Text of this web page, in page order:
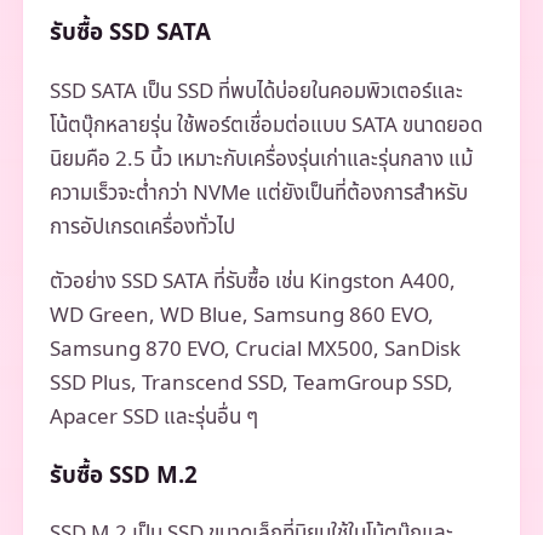
รับซื้อ SSD SATA
SSD SATA เป็น SSD ที่พบได้บ่อยในคอมพิวเตอร์และ
โน้ตบุ๊กหลายรุ่น ใช้พอร์ตเชื่อมต่อแบบ SATA ขนาดยอด
นิยมคือ 2.5 นิ้ว เหมาะกับเครื่องรุ่นเก่าและรุ่นกลาง แม้
ความเร็วจะต่ำกว่า NVMe แต่ยังเป็นที่ต้องการสำหรับ
การอัปเกรดเครื่องทั่วไป
ตัวอย่าง SSD SATA ที่รับซื้อ เช่น Kingston A400,
WD Green, WD Blue, Samsung 860 EVO,
Samsung 870 EVO, Crucial MX500, SanDisk
SSD Plus, Transcend SSD, TeamGroup SSD,
Apacer SSD และรุ่นอื่น ๆ
รับซื้อ SSD M.2